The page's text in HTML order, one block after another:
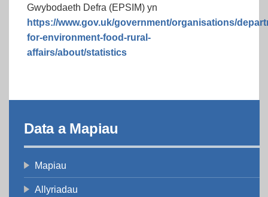
Gwybodaeth Defra (EPSIM) yn
https://www.gov.uk/government/organisations/
for-environment-food-rural-
affairs/about/statistics
Data a Mapiau
Mapiau
Allyriadau